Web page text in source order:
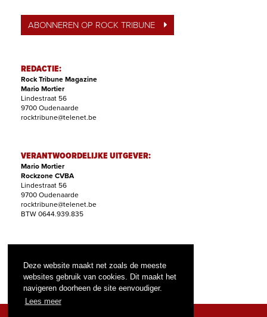
Deze website maakt net zoals de meeste
websites gebruik van cookies. Dit maakt het
navigeren doorheen de site eenvoudiger.
Lees meer
ABONNEREN OP ROCK TRIBUNE
REDACTIE:
Rock Tribune Magazine
Mario Mortier
Lindestraat 56
9700 Oudenaarde
rocktribune@telenet.be
VERANTWOORDELIJKE UITGEVER:
Mario Mortier
Rockzone CVBA
Lindestraat 56
9700 Oudenaarde
rocktribune@telenet.be
BTW 0644.939.835
Filip Nollet
abonnementen@rock-tribune.com